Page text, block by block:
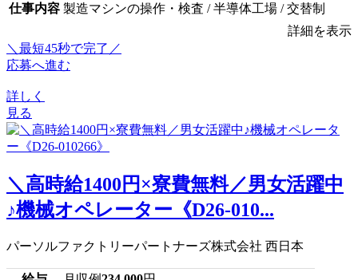
仕事内容 製造マシンの操作・検査 / 半導体工場 / 交替制
詳細を表示
＼最短45秒で完了／
応募へ進む
詳しく
見る
＼高時給1400円×寮費無料／男女活躍中
♪機械オペレーター《D26-010...
パーソルファクトリーパートナーズ株式会社 西日本